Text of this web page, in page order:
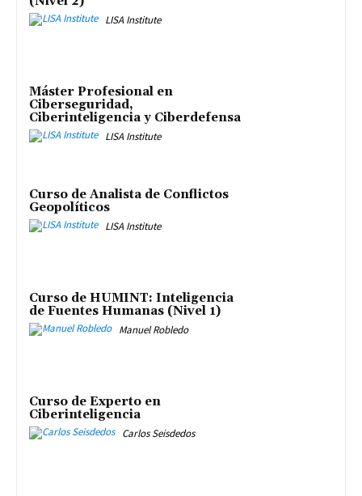
LISA Institute
Máster Profesional en
Ciberseguridad,
Ciberinteligencia y Ciberdefensa
LISA Institute
Curso de Analista de Conflictos
Geopolíticos
LISA Institute
Curso de HUMINT: Inteligencia
de Fuentes Humanas (Nivel 1)
Manuel Robledo
Curso de Experto en
Ciberinteligencia
Carlos Seisdedos